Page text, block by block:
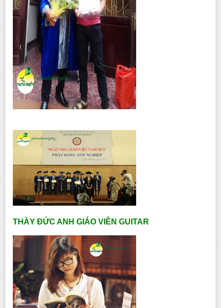
THẦY ĐỨC ANH GIÁO VIÊN GUITAR